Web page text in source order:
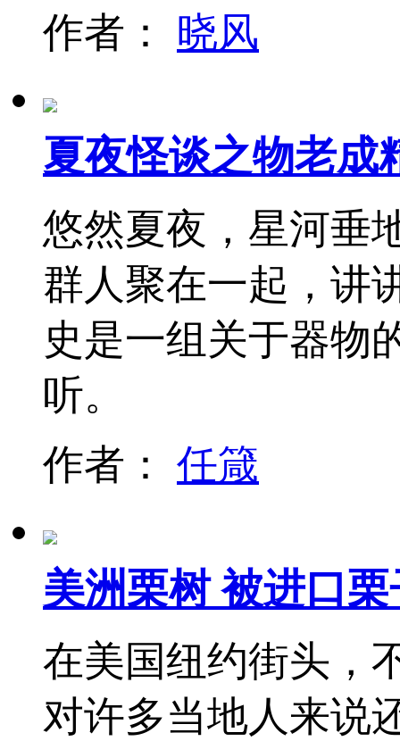
作者： 晓风
夏夜怪谈之物老成
悠然夏夜，星河垂
群人聚在一起，讲
史是一组关于器物
听。
作者： 任箴
美洲栗树 被进口
在美国纽约街头，
对许多当地人来说